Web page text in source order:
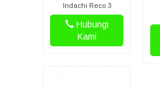
Indachi Reco 3
Hubungi
Kami